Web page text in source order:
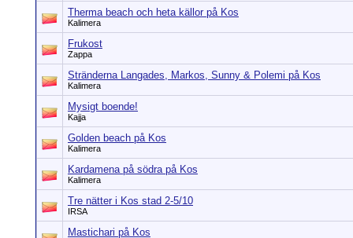
Therma beach och heta källor på Kos
Kalimera
Frukost
Zappa
Stränderna Langades, Markos, Sunny & Polemi på Kos
Kalimera
Mysigt boende!
Kajja
Golden beach på Kos
Kalimera
Kardamena på södra på Kos
Kalimera
Tre nätter i Kos stad 2-5/10
IRSA
Mastichari på Kos